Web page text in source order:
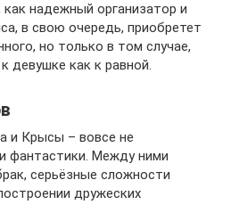
надежный организатор и
в свою очередь, приобретет
но только в том случае,
девушке как к равной.
и Крысы – вовсе не
фантастики. Между ними
серьёзные сложности
дружеских